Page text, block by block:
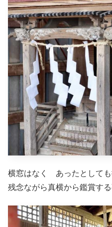
横窓はなく あったとして
残念ながら真横から鑑賞す